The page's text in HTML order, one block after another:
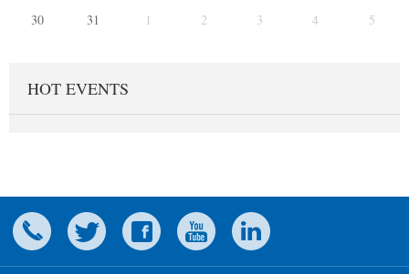
30
31 1 2 3 4 5
HOT EVENTS